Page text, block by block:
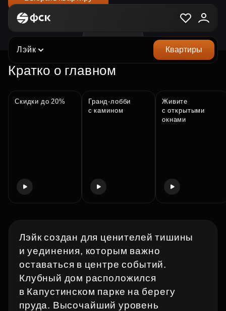
Лэйк Квартиры
Клубный дом «Лэйк»
Кратко о главном
Скидки до 20%
Гранд‑лобби
с камином
Живите
с открытыми
окнами
Лэйк создан для ценителей тишины
и уединения, которым важно
оставаться в центре событий.
Клубный дом расположился
в Капустинском парке на берегу
пруда. Высочайший уровень